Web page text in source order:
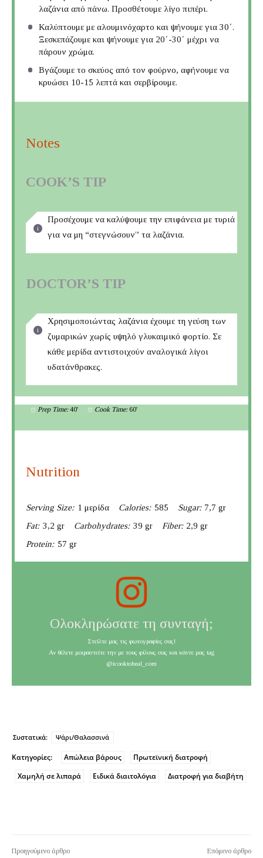
λαζάνια από πάνω. Προσθέτουμε λίγο πιπέρι.
Καλύπτουμε με αλουμινόχαρτο και ψήνουμε για 30΄.
Ξεσκεπάζουμε και ψήνουμε για 20΄-30΄ μέχρι να
πάρουν χρώμα.
Βγάζουμε το σκεύος από τον φούρνο, αφήνουμε να
κρυώσει 10-15 λεπτά και σερβίρουμε.
Notes
COOK’S TIP
Προσέχουμε να καλύψουμε την επιφάνεια με τυριά
για να μη “στεγνώσουν” τα λαζάνια.
DOCTOR’S TIP
Χρησιμοποιώντας λαζάνια έχουμε τη γεύση των
ζυμαρικών χωρίς υψηλό γλυκαιμικό φορτίο. Σε
κάθε μερίδα αντιστοιχούν αναλογικά λίγοι
υδατάνθρακες.
Prep Time: 40' Cook Time: 60'
Nutrition
Serving Size: 1 μερίδα Calories: 585 Sugar: 7,7 gr
Fat: 3,2 gr Carbohydrates: 39 gr Fiber: 2,9 gr
Protein: 57 gr
Ολοκληρώσατε τη συνταγή;
Στείλτε μας τις φωτογραφίες σας!
Αν θέλετε μοιραστείτε την με τους φίλους σας και κάντε μας tag
@icooktoheal_com
Συστατικά: Ψάρι/Θαλασσινά
Κατηγορίες: Απώλεια βάρους
Πρωτεϊνική διατροφή
Χαμηλή σε λιπαρά
Ειδικά διαιτολόγια Διατροφή για διαβήτη
Προηγούμενο άρθρο Επόμενο άρθρο